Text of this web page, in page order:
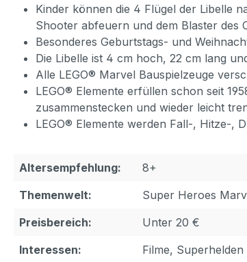
Kinder können die 4 Flügel der Libelle
Shooter abfeuern und dem Blaster des
Besonderes Geburtstags- und
Die Libelle ist 4 cm hoch, 22 cm lang
Alle LEGO® Marvel Bauspielzeuge
LEGO® Elemente erfüllen schon seit
zusammenstecken und wieder leicht
LEGO® Elemente werden Fall-, Hitze-,
Altersempfehlung:
8+
Themenwelt:
Super Heroes
Preisbereich:
Unter 20 €
Interessen:
Filme, Superhelden